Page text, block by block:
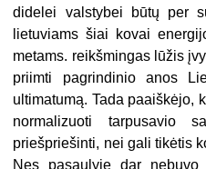
didelei valstybei būtų per
lietuviams šiai kovai
metams. reikšmingas lūžis
priimti pagrindinio anos
ultimatumą. Tada paaiškėjo,
normalizuoti tarpusavio
priešpriešinti, nei gali tikėtis
Nes pasaulyje dar